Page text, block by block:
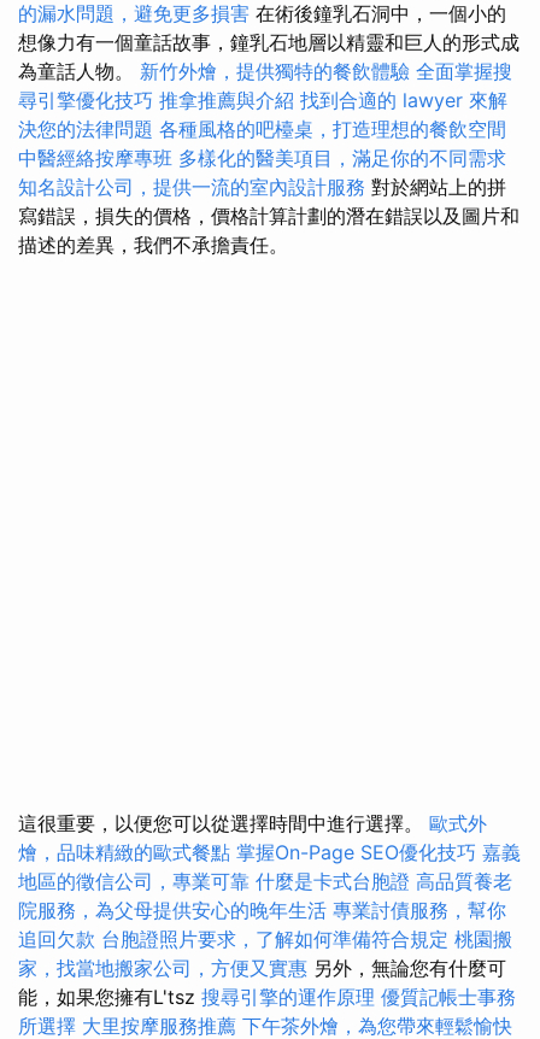
的漏水問題，避免更多損害 在術後鐘乳石洞中，一個小的
想像力有一個童話故事，鐘乳石地層以精靈和巨人的形式成
為童話人物。 新竹外燴，提供獨特的餐飲體驗 全面掌握搜
尋引擎優化技巧 推拿推薦與介紹 找到合適的 lawyer 來解
決您的法律問題 各種風格的吧檯桌，打造理想的餐飲空間
中醫經絡按摩專班 多樣化的醫美項目，滿足你的不同需求
知名設計公司，提供一流的室內設計服務 對於網站上的拼
寫錯誤，損失的價格，價格計算計劃的潛在錯誤以及圖片和
描述的差異，我們不承擔責任。
這很重要，以便您可以從選擇時間中進行選擇。 歐式外
燴，品味精緻的歐式餐點 掌握On-Page SEO優化技巧 嘉義
地區的徵信公司，專業可靠 什麼是卡式台胞證 高品質養老
院服務，為父母提供安心的晚年生活 專業討債服務，幫你
追回欠款 台胞證照片要求，了解如何準備符合規定 桃園搬
家，找當地搬家公司，方便又實惠 另外，無論您有什麼可
能，如果您擁有L'tsz 搜尋引擎的運作原理 優質記帳士事務
所選擇 大里按摩服務推薦 下午茶外燴，為您帶來輕鬆愉快